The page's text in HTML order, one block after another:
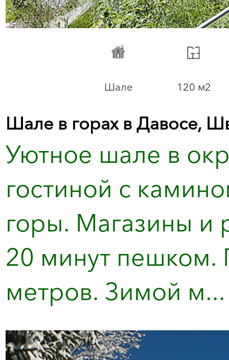
Шале 120 м2
Шале в горах в Давосе,
Уютное шале в
гостиной с
горы. Магазины и
20 минут пешком.
метров. Зимой м...